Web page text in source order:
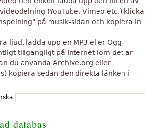
(YouTube, Vimeo etc.) klicka
på musik-sidan och kopiera in
ljud, ladda upp en MP3 eller Ogg
tillgängligt på Internet (om det är
du använda Archive.org eller
kopiera sedan den direkta länken i
databas